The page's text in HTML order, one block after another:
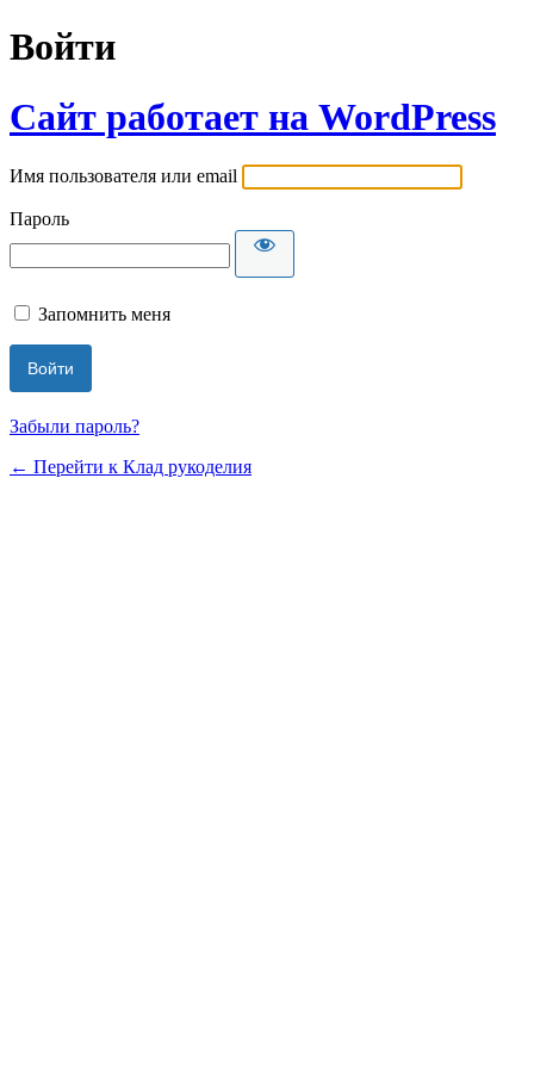
Войти
Сайт работает на WordPress
Имя пользователя или email
Пароль
Запомнить меня
Забыли пароль?
← Перейти к Клад рукоделия